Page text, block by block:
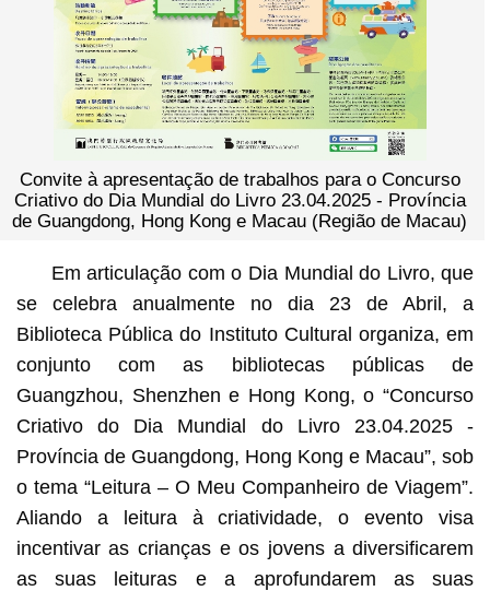
Convite à apresentação de trabalhos para o Concurso
Criativo do Dia Mundial do Livro 23.04.2025 - Província
de Guangdong, Hong Kong e Macau (Região de Macau)
Em articulação com o Dia Mundial do Livro, que
se celebra anualmente no dia 23 de Abril, a
Biblioteca Pública do Instituto Cultural organiza, em
conjunto com as bibliotecas públicas de
Guangzhou, Shenzhen e Hong Kong, o “Concurso
Criativo do Dia Mundial do Livro 23.04.2025 -
Província de Guangdong, Hong Kong e Macau”, sob
o tema “Leitura – O Meu Companheiro de Viagem”.
Aliando a leitura à criatividade, o evento visa
incentivar as crianças e os jovens a diversificarem
as suas leituras e a aprofundarem as suas